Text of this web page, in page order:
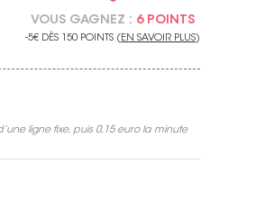
VOUS GAGNEZ : 6 POINTS
-5€ DÈS 150 POINTS ( EN SAVOIR PLUS)
ligne fixe, puis 0,15 eurola minute